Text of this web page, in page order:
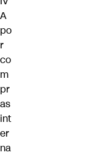
A
po
r
co
m
pr
as
int
er
na